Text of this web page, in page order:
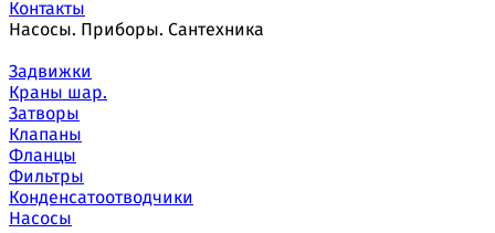
Контакты
Насосы. Приборы. Сантехника
Задвижки
Краны шар.
Затворы
Клапаны
Фланцы
Фильтры
Конденсатоотводчики
Насосы